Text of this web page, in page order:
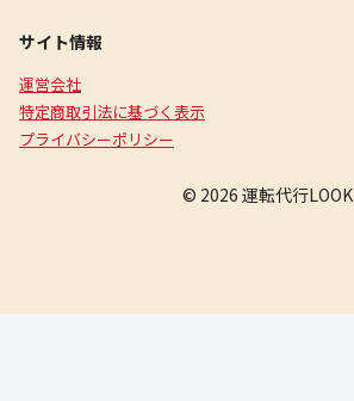
サイト情報
運営会社
特定商取引法に基づく表示
プライバシーポリシー
© 2026 運転代行LOOK